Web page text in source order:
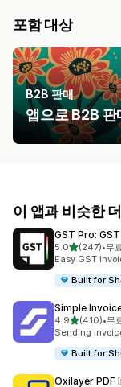
포함 대상
B2B 판매
앱으로 B2B
이 앱과 비슷한
GST Pro:
5.0별 5개 중
(247)
총 리뷰 247개
•무
Easy GST
Built for
Simple
4.9별 5개 중
(410)
총 리뷰 410개
•무
Sending
Built for
Oxilayer PDF